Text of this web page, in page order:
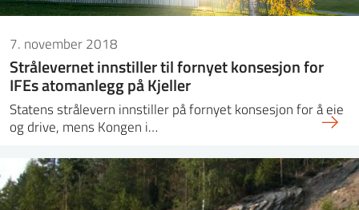
7. november 2018
Strålevernet innstiller til fornyet konsesjon for
IFEs atomanlegg på Kjeller
Statens strålevern innstiller på fornyet konsesjon for å eie
og drive, mens Kongen i…